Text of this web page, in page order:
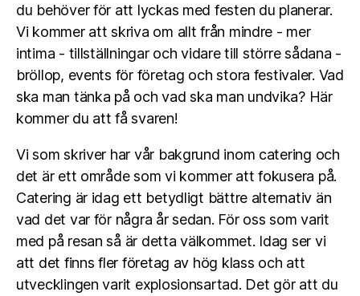
du behöver för att lyckas med festen du planerar.
Vi kommer att skriva om allt från mindre - mer
intima - tillställningar och vidare till större sådana -
bröllop, events för företag och stora festivaler. Vad
ska man tänka på och vad ska man undvika? Här
kommer du att få svaren!
Vi som skriver har vår bakgrund inom catering och
det är ett område som vi kommer att fokusera på.
Catering är idag ett betydligt bättre alternativ än
vad det var för några år sedan. För oss som varit
med på resan så är detta välkommet. Idag ser vi
att det finns fler företag av hög klass och att
utvecklingen varit explosionsartad. Det gör att du